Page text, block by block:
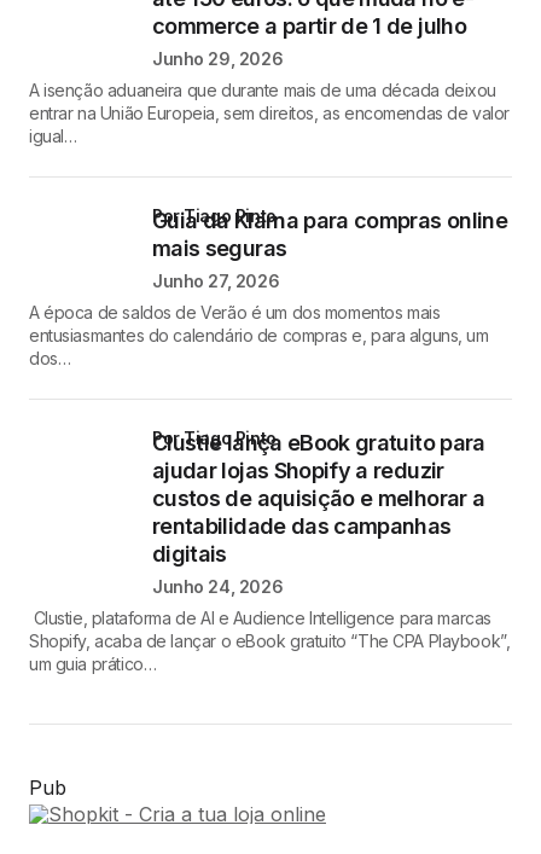
commerce a partir de 1 de julho
Junho 29, 2026
A isenção aduaneira que durante mais de uma década deixou
entrar na União Europeia, sem direitos, as encomendas de valor
igual…
Guia da Klarna para compras online
mais seguras
por Tiago Pinto
Junho 27, 2026
A época de saldos de Verão é um dos momentos mais
entusiasmantes do calendário de compras e, para alguns, um
dos…
Clustie lança eBook gratuito para
ajudar lojas Shopify a reduzir
custos de aquisição e melhorar a
rentabilidade das campanhas
digitais
por Tiago Pinto
Junho 24, 2026
Clustie, plataforma de AI e Audience Intelligence para marcas
Shopify, acaba de lançar o eBook gratuito “The CPA Playbook”,
um guia prático…
Pub